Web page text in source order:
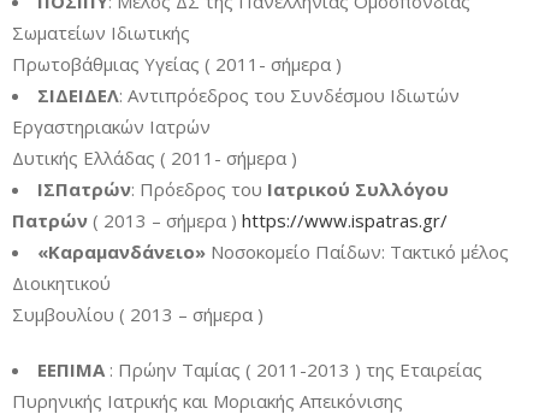
Σωματείων Ιδιωτικής
Πρωτοβάθμιας Υγείας ( 2011- σήμερα )
ΣΙΔΕΙΔΕΛ: Αντιπρόεδρος του Συνδέσμου Ιδιωτών
Εργαστηριακών Ιατρών
Δυτικής Ελλάδας ( 2011- σήμερα )
ΙΣΠατρών: Πρόεδρος του Ιατρικού Συλλόγου
Πατρών ( 2013 – σήμερα ) https://www.ispatras.gr/
«Καραμανδάνειο» Νοσοκομείο Παίδων: Τακτικό μέλος
Διοικητικού
Συμβουλίου ( 2013 – σήμερα )
ΕΕΠΙΜΑ : Πρώην Ταμίας ( 2011-2013 ) της Εταιρείας
Πυρηνικής Ιατρικής και Μοριακής Απεικόνισης